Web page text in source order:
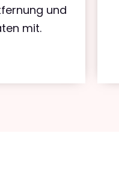
und
mit.